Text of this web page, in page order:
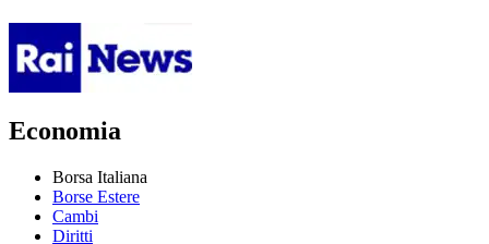
Economia
Borsa Italiana
Borse Estere
Cambi
Diritti